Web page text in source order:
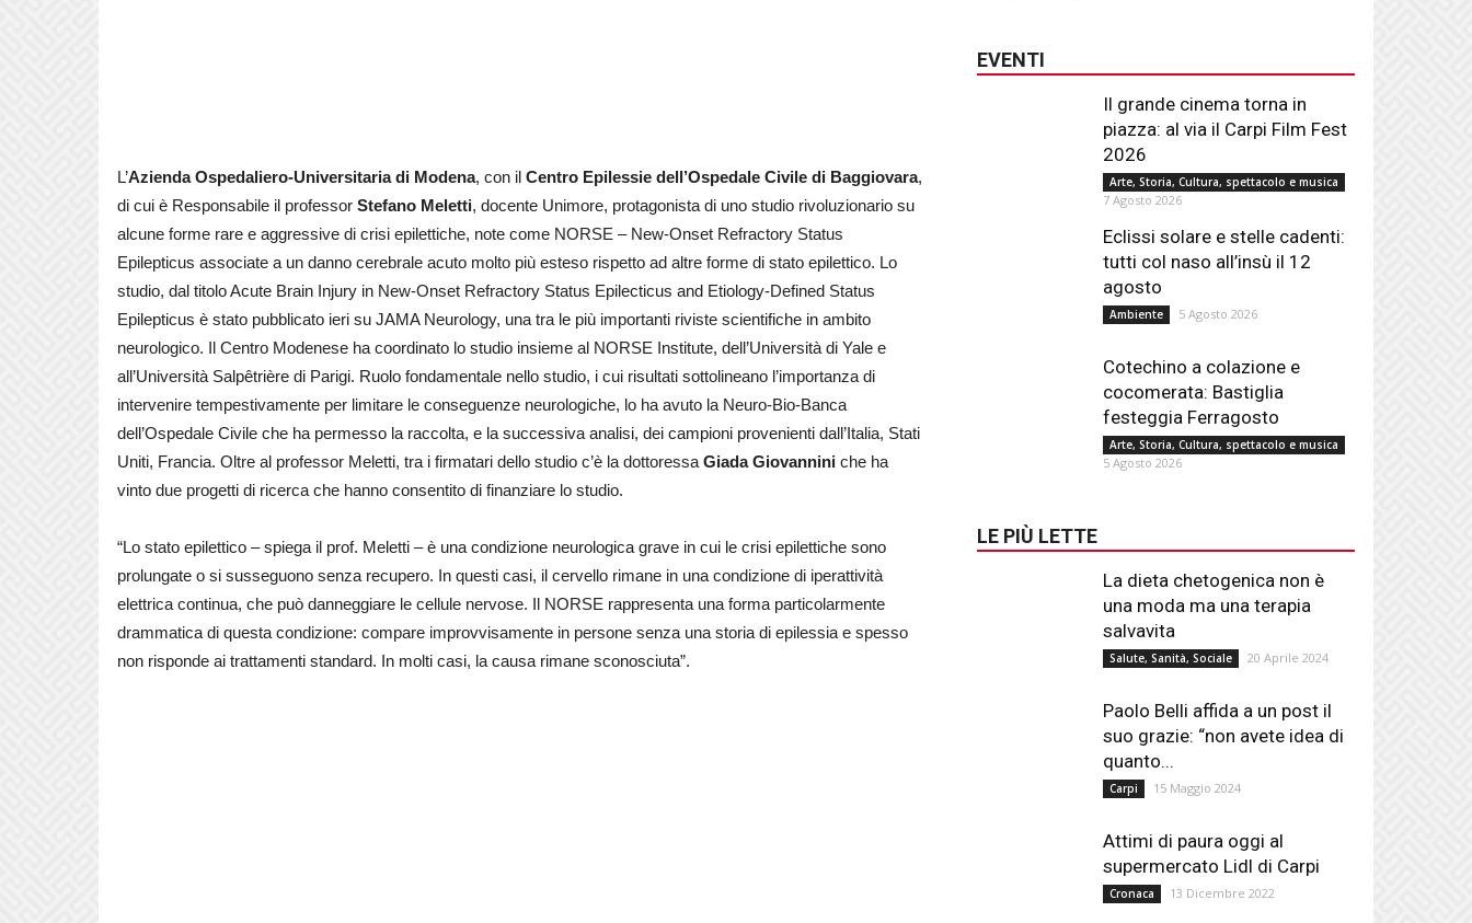
L’Azienda Ospedaliero-Universitaria di Modena, con ilCentro Epilessie dell’Ospedale Civile di Baggiovara,
di cui è Responsabile il professorStefano Meletti, docente Unimore, protagonista di uno studio rivoluzionario su
alcune forme rare e aggressive di crisi epilettiche, note come NORSE – New-Onset Refractory Status
Epilepticus associate a un danno cerebrale acuto molto più esteso rispetto ad altre forme di stato epilettico. Lo
studio, dal titolo Acute Brain Injury in New-Onset Refractory Status Epilecticus and Etiology-Defined Status
Epilepticus è stato pubblicato ieri su JAMA Neurology, una tra le più importanti riviste scientifiche in ambito
neurologico. Il Centro Modenese ha coordinato lo studio insieme al NORSE Institute, dell’Università di Yale e
all’Università Salpêtrière di Parigi. Ruolo fondamentale nello studio, i cui risultati sottolineano l’importanza di
intervenire tempestivamente per limitare le conseguenze neurologiche, lo ha avuto la Neuro-Bio-Banca
dell’Ospedale Civile che ha permesso la raccolta, e la successiva analisi, dei campioni provenienti dall’Italia, Stati
Uniti, Francia. Oltre al professor Meletti, tra i firmatari dello studio c’è la dottoressaGiada Giovanniniche ha
vinto due progetti di ricerca che hanno consentito di finanziare lo studio.
“Lo stato epilettico – spiega il prof. Meletti – è una condizione neurologica grave in cui le crisi epilettiche sono
prolungate o si susseguono senza recupero. In questi casi, il cervello rimane in una condizione di iperattività
elettrica continua, che può danneggiare le cellule nervose. Il NORSE rappresenta una forma particolarmente
drammatica di questa condizione: compare improvvisamente in persone senza una storia di epilessia e spesso
non risponde ai trattamenti standard. In molti casi, la causa rimane sconosciuta”.
EVENTI
Il grande cinema torna in
piazza: al via il Carpi Film Fest
2026
Arte, Storia, Cultura, spettacolo e musica
7 Agosto 2026
Eclissi solare e stelle cadenti:
tutti col naso all’insù il 12
agosto
Ambiente 5 Agosto 2026
Cotechino a colazione e
cocomerata: Bastiglia
festeggia Ferragosto
Arte, Storia, Cultura, spettacolo e musica
5 Agosto 2026
LE PIÙ LETTE
La dieta chetogenica non è
una moda ma una terapia
salvavita
Salute, Sanità, Sociale 20 Aprile 2024
Paolo Belli affida a un post il
suo grazie: “non avete idea di
quanto...
Carpi 15 Maggio 2024
Attimi di paura oggi al
supermercato Lidl di Carpi
Cronaca 13 Dicembre 2022